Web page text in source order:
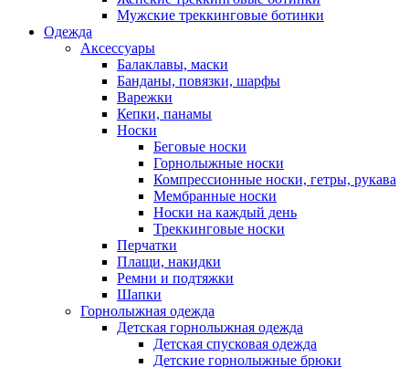
Мужские треккинговые ботинки
Одежда
Аксессуары
Балаклавы, маски
Банданы, повязки, шарфы
Варежки
Кепки, панамы
Носки
Беговые носки
Горнолыжные носки
Компрессионные носки, гетры, рукава
Мембранные носки
Носки на каждый день
Треккинговые носки
Перчатки
Плащи, накидки
Ремни и подтяжки
Шапки
Горнолыжная одежда
Детская горнолыжная одежда
Детская спусковая одежда
Детские горнолыжные брюки